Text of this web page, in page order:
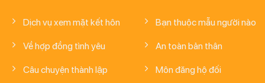
Dịch vụ xem mặt kết hôn
Về hợp đồng tình yêu
Câu chuyện thành lập
Bạn thuộc mẫu người nào
An toàn bản thân
Môn đăng hộ đối